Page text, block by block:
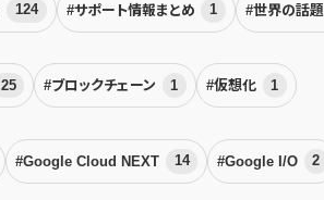
124 #サポート情報まとめ 1 #世界の話題
25 #ブロックチェーン 1 #仮想化 1
#Google Cloud NEXT 14 #Google I/O 2